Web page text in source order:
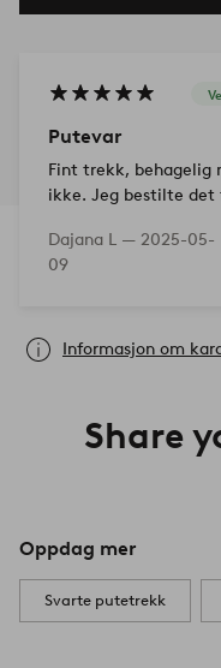
Putevar
Fint trekk, behagelig
ikke. Jeg bestilte det
svart og hvitt, fordi
ikke var tilgjengelig
Dajana L — 2025-05-
09
Informasjon om
Share
Oppdag mer
Svarte putetrekk